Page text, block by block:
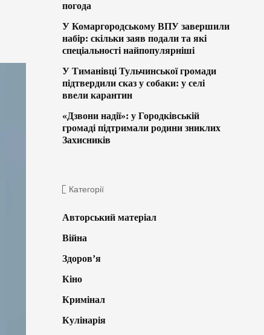
погода
У Комаргородському ВПУ завершили
набір: скільки заяв подали та які
спеціальності найпопулярніші
У Тиманівці Тульчинської громади
підтвердили сказ у собаки: у селі
ввели карантин
«Дзвони надії»: у Городківській
громаді підтримали родини зниклих
Захисників
Категорії
Авторський матеріал
Війна
Здоров’я
Кіно
Кримінал
Кулінарія